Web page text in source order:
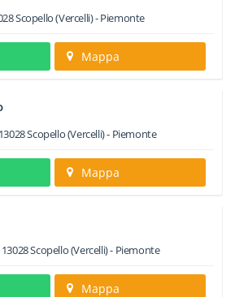
Scopello(Vercelli) -Piemonte
Mappa
13028Scopello(Vercelli) - Piemonte
Mappa
13028Scopello(Vercelli) - Piemonte
Mappa